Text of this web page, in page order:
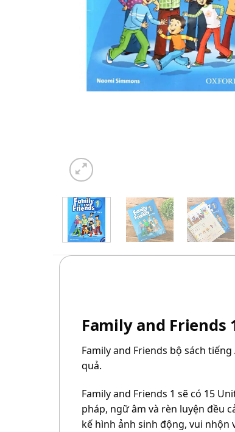
Family and Friends
Family and Friends bộ sách
quả.
Family and Friends 1 sẽ có 15
pháp, ngữ âm và rèn luyện đều
kế hình ảnh sinh động, vui nhộn